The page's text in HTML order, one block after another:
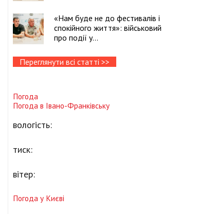
«Нам буде не до фестивалів і
спокійного життя»: військовий
про події у...
Переглянути всі статті >>
Погода
Погода в Івано-Франківську
вологість:
тиск:
вітер:
Погода у Києві